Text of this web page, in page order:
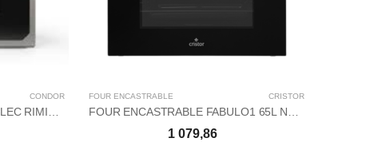
CONDOR FOUR ENCASTRABLE CRISTOR
1 079,86